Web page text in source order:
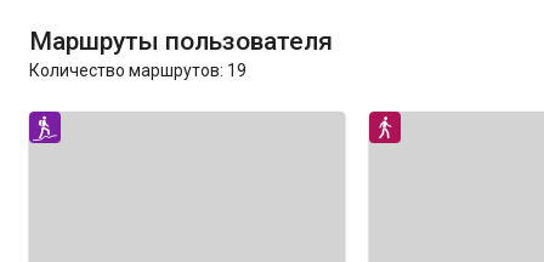
Маршруты пользователя
Количество маршрутов: 19